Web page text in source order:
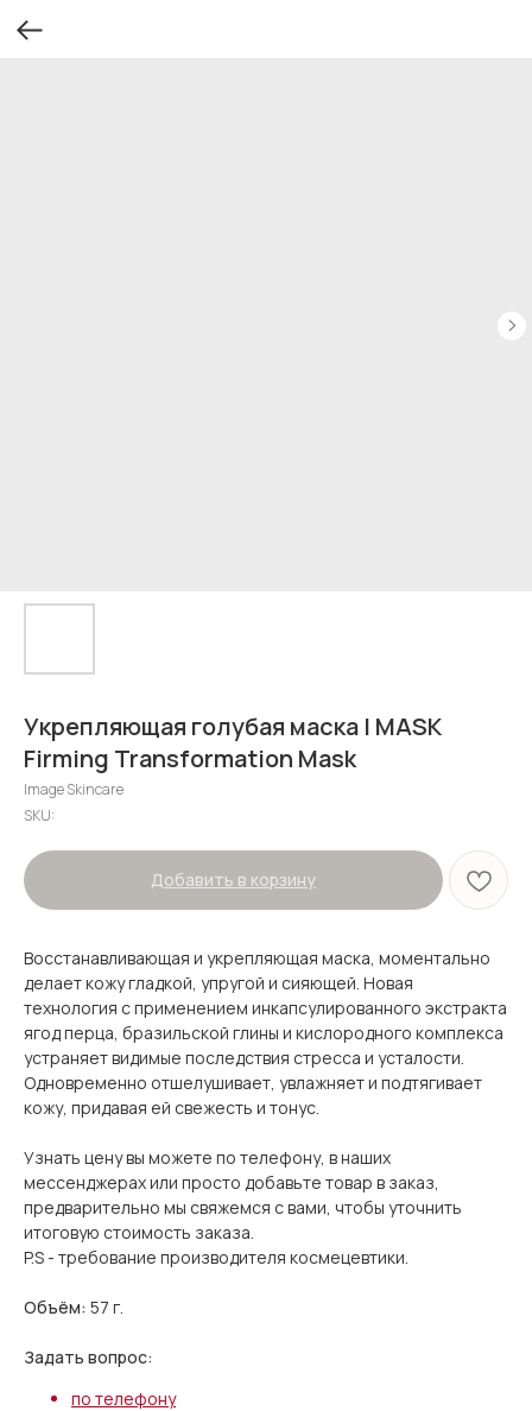
Укрепляющая голубая маска I MASK
Firming Transformation Mask
Image Skincare
SKU:
Добавить в корзину
Восстанавливающая и укрепляющая маска, моментально
делает кожу гладкой, упругой и сияющей. Новая
технология c применением инкапсулированного экстракта
ягод перца, бразильской глины и кислородного комплекса
устраняет видимые последствия стресса и усталости.
Одновременно отшелушивает, увлажняет и подтягивает
кожу, придавая ей свежесть и тонус.
Узнать цену вы можете по телефону, в наших
мессенджерах или просто добавьте товар в заказ,
предварительно мы свяжемся с вами, чтобы уточнить
итоговую стоимость заказа.
P.S - требование производителя космецевтики.
Объём: 57 г.
Задать вопрос:
по телефону